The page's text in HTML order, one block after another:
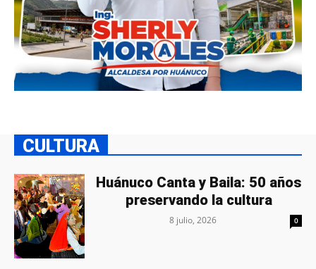
CULTURA
Huánuco Canta y Baila: 50 años
preservando la cultura
8 julio, 2026 0